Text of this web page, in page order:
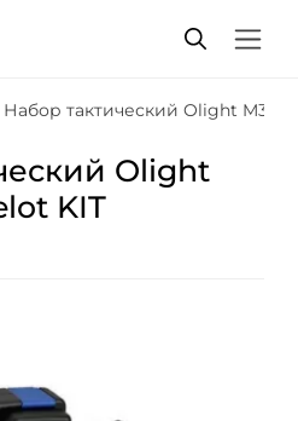
Набор тактический Olight
Olight
KIT